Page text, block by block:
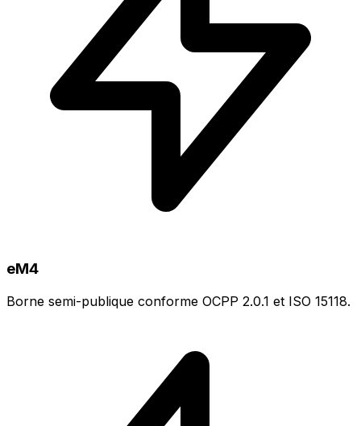
eM4
Borne semi-publique conforme OCPP 2.0.1 et ISO 15118.